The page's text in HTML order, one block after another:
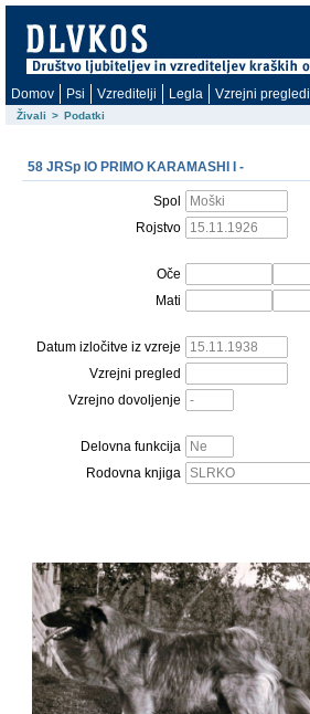
Domov Psi Vzreditelji Legla Vzrejni pregledi
Živali > Podatki
58 JRSp IO PRIMO KARAMASHI I -
Spol
Rojstvo
Oče
Mati
Datum izločitve iz vzreje
Vzrejni pregled
Vzrejno dovoljenje
Delovna funkcija
Rodovna knjiga